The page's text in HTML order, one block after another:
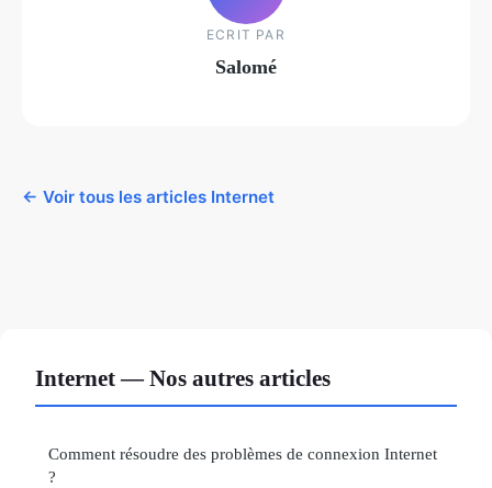
ECRIT PAR
Salomé
← Voir tous les articles Internet
Internet — Nos autres articles
Comment résoudre des problèmes de connexion Internet
?